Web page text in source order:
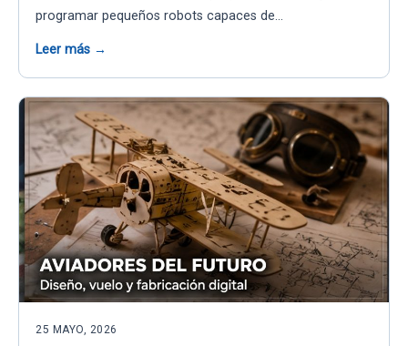
programar pequeños robots capaces de…
Leer más →
25 MAYO, 2026